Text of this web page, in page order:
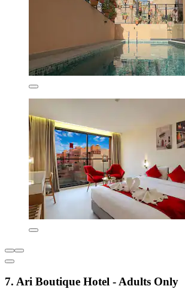
7. Ari Boutique Hotel - Adults Only